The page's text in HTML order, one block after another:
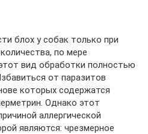
блох у собак только при
по мере
вид обработки полностью
от паразитов
которых содержатся
Однако этот
аллергической
являются: чрезмерное